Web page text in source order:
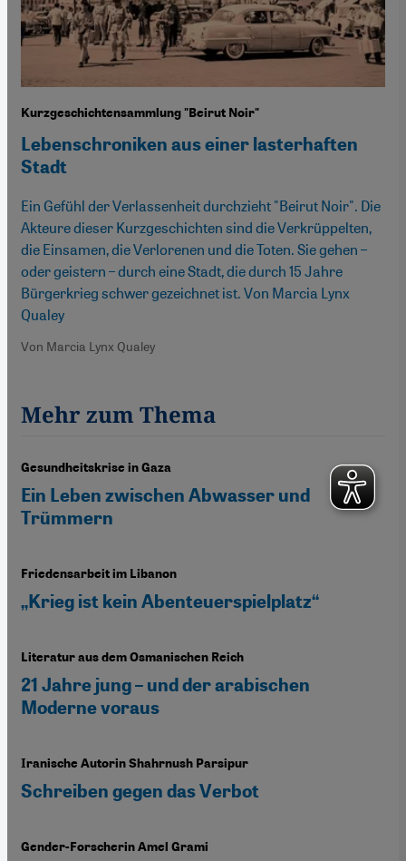
Kurzgeschichtensammlung "Beirut Noir"
Lebenschroniken aus einer lasterhaften
Stadt
Ein Gefühl der Verlassenheit durchzieht "Beirut Noir". Die
Akteure dieser Kurzgeschichten sind die Verkrüppelten,
die Einsamen, die Verlorenen und die Toten. Sie gehen –
oder geistern – durch eine Stadt, die durch 15 Jahre
Bürgerkrieg schwer gezeichnet ist. Von Marcia Lynx
Qualey
Von Marcia Lynx Qualey
Mehr zum Thema
Gesundheitskrise in Gaza
Ein Leben zwischen Abwasser und
Trümmern
Friedensarbeit im Libanon
„Krieg ist kein Abenteuerspielplatz“
Literatur aus dem Osmanischen Reich
21 Jahre jung – und der arabischen
Moderne voraus
Iranische Autorin Shahrnush Parsipur
Schreiben gegen das Verbot
Gender-Forscherin Amel Grami